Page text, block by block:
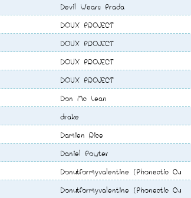
Devil Wears Prada
DOUX PROJECT
DOUX PROJECT
DOUX PROJECT
DOUX PROJECT
Don Mc Lean
drake
Damien Rice
Daniel Powter
Donutformyvalentine (Phonectic Cuticle)
Donutformyvalentine (Phonectic Cuticle)
สินี, เสถียร ทำมือ
ปฏิภาณ
ดิ์
5